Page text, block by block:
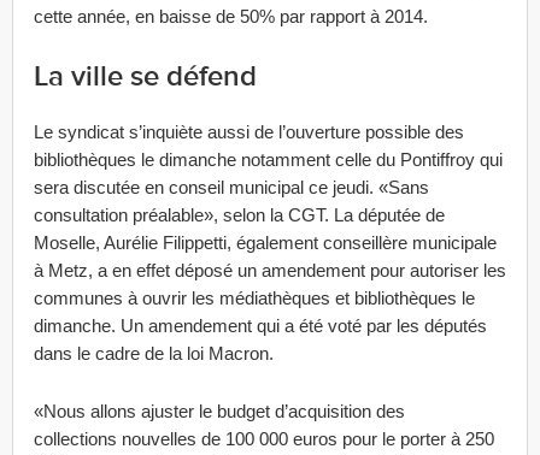
cette année, en baisse de 50% par rapport à 2014.
La ville se défend
Le syndicat s’inquiète aussi de l’ouverture possible des
bibliothèques le dimanche notamment celle du Pontiffroy qui
sera discutée en conseil municipal ce jeudi. «Sans
consultation préalable», selon la CGT. La députée de
Moselle, Aurélie Filippetti, également conseillère municipale
à Metz, a en effet déposé un amendement pour autoriser les
communes à ouvrir les médiathèques et bibliothèques le
dimanche. Un amendement qui a été voté par les députés
dans le cadre de la loi Macron.
«Nous allons ajuster le budget d’acquisition des
collections nouvelles de 100 000 euros pour le porter à 250